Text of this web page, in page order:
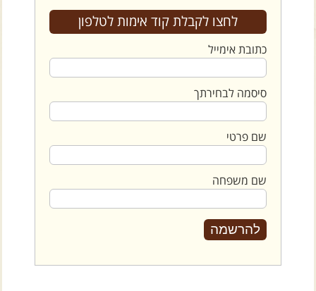
אודות יואב קווה והאתר שבילים
לחצו לקבלת קוד אימות לטלפון
כתובת אימייל
סיסמה לבחירתך
שם פרטי
שם משפחה
להרשמה